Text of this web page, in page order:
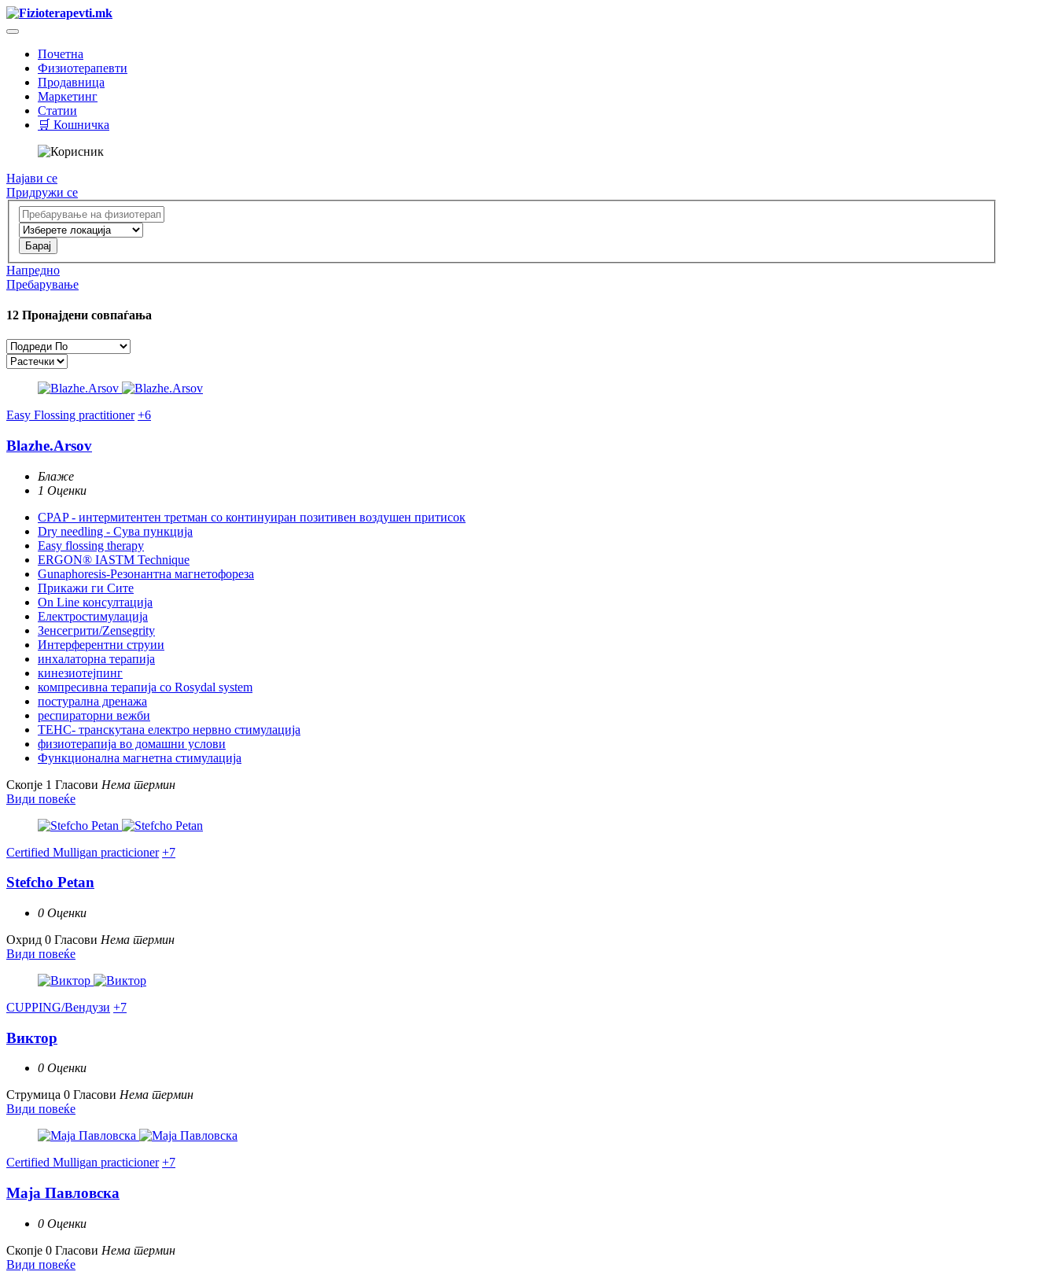
Почетна
Физиотерапевти
Продавница
Маркетинг
Статии
🛒 Кошничка
Најави се
Придружи се
Напредно
Пребарување
12 Пронајдени совпаѓања
Easy Flossing practitioner +6
Blazhe.Arsov
Блаже
1 Оценки
CPAP - интермитентен третман со континуиран позитивен воздушен притисок
Dry needling - Сува пункција
Easy flossing therapy
ERGON® IASTM Technique
Gunaphoresis-Резонантна магнетофореза
Прикажи ги Сите
On Line консултација
Електростимулација
Зенсегрити/Zensegrity
Интерферентни струии
инхалаторна терапија
кинезиотејпинг
компресивна терапија со Rosydal system
постурална дренажа
респираторни вежби
ТЕНС- транскутана електро нервно стимулација
физиотерапија во домашни услови
Функционална магнетна стимулација
Скопје 1 Гласови Нема термин
Види повеќе
Certified Mulligan practicioner +7
Stefcho Petan
0 Оценки
Охрид 0 Гласови Нема термин
Види повеќе
CUPPING/Вендузи +7
Виктор
0 Оценки
Струмица 0 Гласови Нема термин
Види повеќе
Certified Mulligan practicioner +7
Маја Павловска
0 Оценки
Скопје 0 Гласови Нема термин
Види повеќе